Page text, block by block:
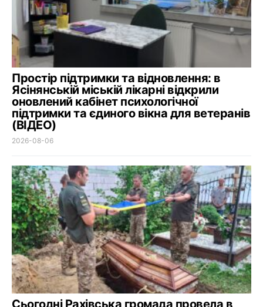
Простір підтримки та відновлення: в
Ясінянській міській лікарні відкрили
оновлений кабінет психологічної
підтримки та єдиного вікна для ветеранів
(ВІДЕО)
2026-08-06
Сьогодні Рахівська громада провела в